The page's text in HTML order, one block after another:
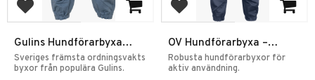
Add to favorites
Gulins Hundförarbyxa
stretch Ordningsvakt
Sveriges främsta ordningsvakts
byxor från populära Gulins.
Add to favorites
OV Hundförarbyxa –
Slitstarka byxor för aktiv
tjänst
Robusta hundförarbyxor för
aktiv användning.